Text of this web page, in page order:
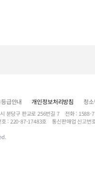
급안내 개인정보처리방침 청
시 분당구 판교로 256번길 7 전화 :
: 220-87-17483호 통신판매업 신고번